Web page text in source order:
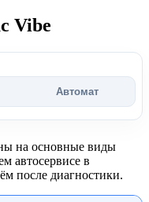
Vibe
Автомат
на основные виды
автосервисе в
после диагностики.